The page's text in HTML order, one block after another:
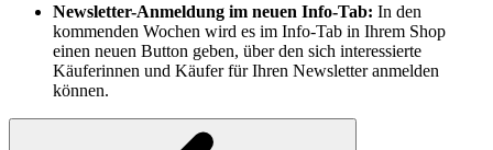
Newsletter-Anmeldung im neuen Info-Tab: In den
kommenden Wochen wird es im Info-Tab in Ihrem Shop
einen neuen Button geben, über den sich interessierte
Käuferinnen und Käufer für Ihren Newsletter anmelden
können.